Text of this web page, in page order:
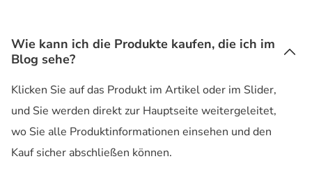
Wie kann ich die Produkte kaufen, die ich im
Blog sehe?
Klicken Sie auf das Produkt im Artikel oder im Slider,
und Sie werden direkt zur Hauptseite weitergeleitet,
wo Sie alle Produktinformationen einsehen und den
Kauf sicher abschließen können.